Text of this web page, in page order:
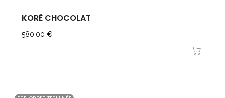
KORË CHOCOLAT
Prix
580,00 €